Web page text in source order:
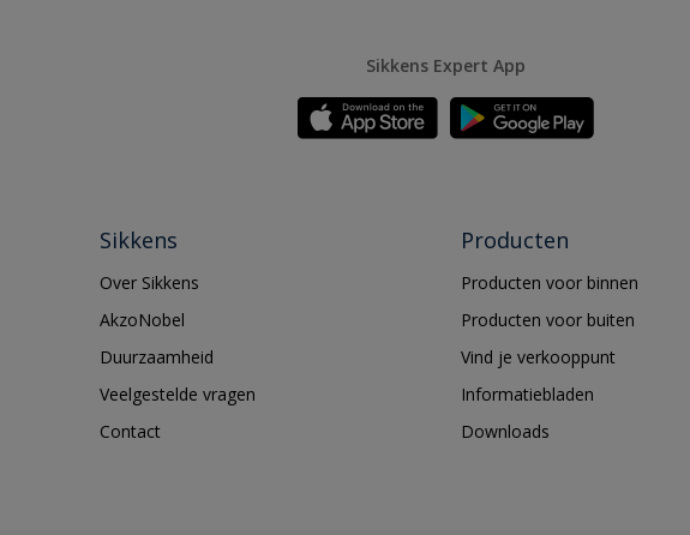
Sikkens Expert App
Sikkens
Over Sikkens
AkzoNobel
Duurzaamheid
Veelgestelde vragen
Contact
Producten
Producten voor binnen
Producten voor buiten
Vind je verkooppunt
Informatiebladen
Downloads